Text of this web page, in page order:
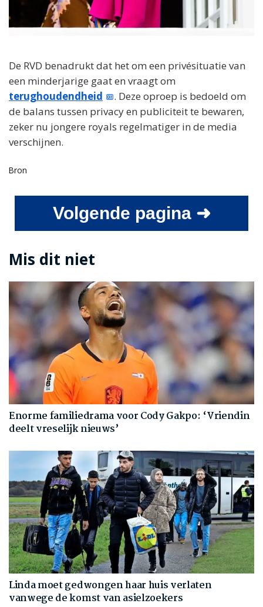
De RVD benadrukt dat het om een privésituatie van
een minderjarige gaat en vraagt om
terughoudendheid
. Deze oproep is bedoeld om
de balans tussen privacy en publiciteit te bewaren,
zeker nu jongere royals regelmatiger in de media
verschijnen.
Bron
Volgende pagina ➜
Mis dit niet
Enorme familiedrama voor Cody Gakpo: ‘Vriendin
deelt vreselijk nieuws’
Linda moet gedwongen haar huis verlaten
vanwege de komst van asielzoekers